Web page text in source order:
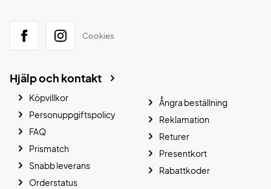
Cookies
Hjälp och kontakt
Köpvillkor
Personuppgiftspolicy
FAQ
Prismatch
Snabb leverans
Orderstatus
Ångra beställning
Reklamation
Returer
Presentkort
Rabattkoder